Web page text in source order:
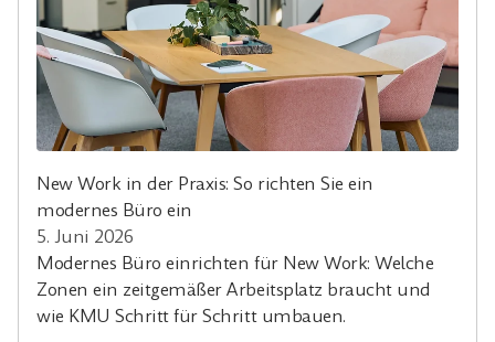
New Work in der Praxis: So richten Sie ein
modernes Büro ein
5. Juni 2026
Modernes Büro einrichten für New Work: Welche
Zonen ein zeitgemäßer Arbeitsplatz braucht und
wie KMU Schritt für Schritt umbauen.